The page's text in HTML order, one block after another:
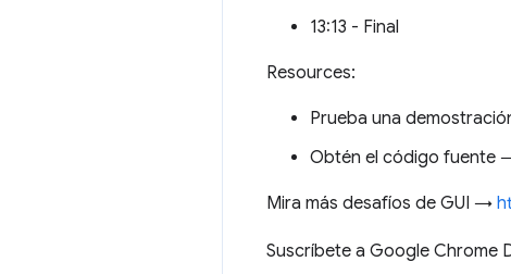
13:13 - Final
Resources:
Prueba una
Obtén el código fuente
Mira más desafíos de GUI →
Suscríbete a Google Chrome